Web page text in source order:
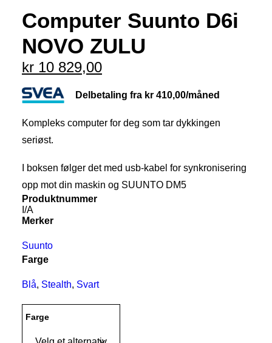
Computer Suunto D6i
NOVO ZULU
kr 10 829,00
Delbetaling fra kr 410,00/måned
Kompleks computer for deg som tar dykkingen
seriøst.
I boksen følger det med usb-kabel for synkronisering
opp mot din maskin og SUUNTO DM5
Produktnummer
I/A
Merker
Suunto
Farge
Blå, Stealth, Svart
Farge